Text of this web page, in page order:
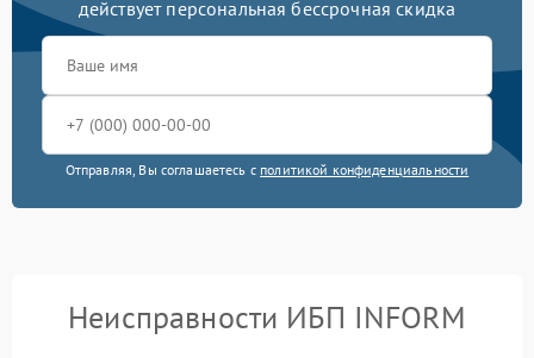
действует персональная бессрочная скидка
Отправляя, Вы соглашаетесь с политикой конфиденциальности
Неисправности ИБП INFORM